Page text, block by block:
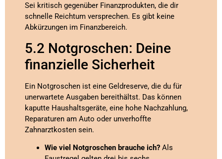
Sei kritisch gegenüber Finanzprodukten, die dir
schnelle Reichtum versprechen. Es gibt keine
Abkürzungen im Finanzbereich.
5.2 Notgroschen: Deine
finanzielle Sicherheit
Ein Notgroschen ist eine Geldreserve, die du für
unerwartete Ausgaben bereithältst. Das können
kaputte Haushaltsgeräte, eine hohe Nachzahlung,
Reparaturen am Auto oder unverhoffte
Zahnarztkosten sein.
Wie viel Notgroschen brauche ich? Als